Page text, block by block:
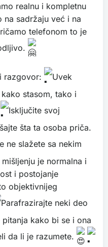
realnu i kompletnu
na sadržaju već i na
telefonom to je
razgovor:
Uvek
stasom, tako i
Isključite svoj
šta ta osoba priča.
ne slažete sa nekim
je normalna i
i postojanje
objektivnijeg
Parafrazirajte neki deo
kako bi se i ona
da li je razumete.